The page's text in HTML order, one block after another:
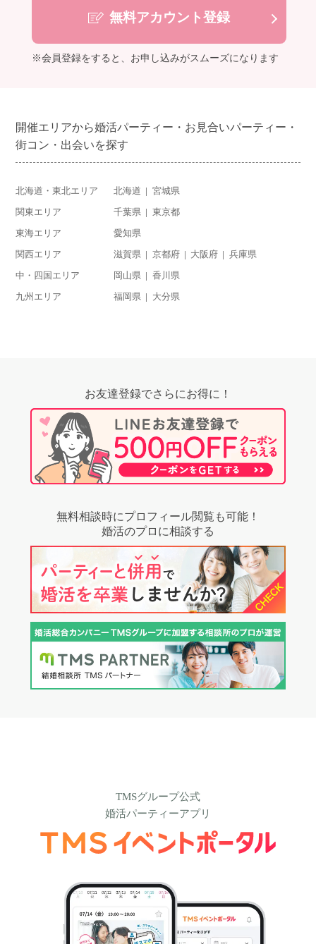
無料アカウント登録
※会員登録をすると、お申し込みがスムーズになります
開催エリアから婚活パーティー・お見合いパーティー・
街コン・出会いを探す
北海道・東北エリア 北海道 宮城県
関東エリア 千葉県 東京都
東海エリア 愛知県
関西エリア 滋賀県 京都府 大阪府 兵庫県
中・四国エリア 岡山県 香川県
九州エリア 福岡県 大分県
お友達登録でさらにお得に！
無料相談時にプロフィール閲覧も可能！
婚活のプロに相談する
TMSグループ公式
婚活パーティーアプリ